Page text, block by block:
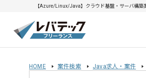
【Azure/Linux/Java】クラウド基盤・サーバ構
HOME 案件検索 Java求人・案件